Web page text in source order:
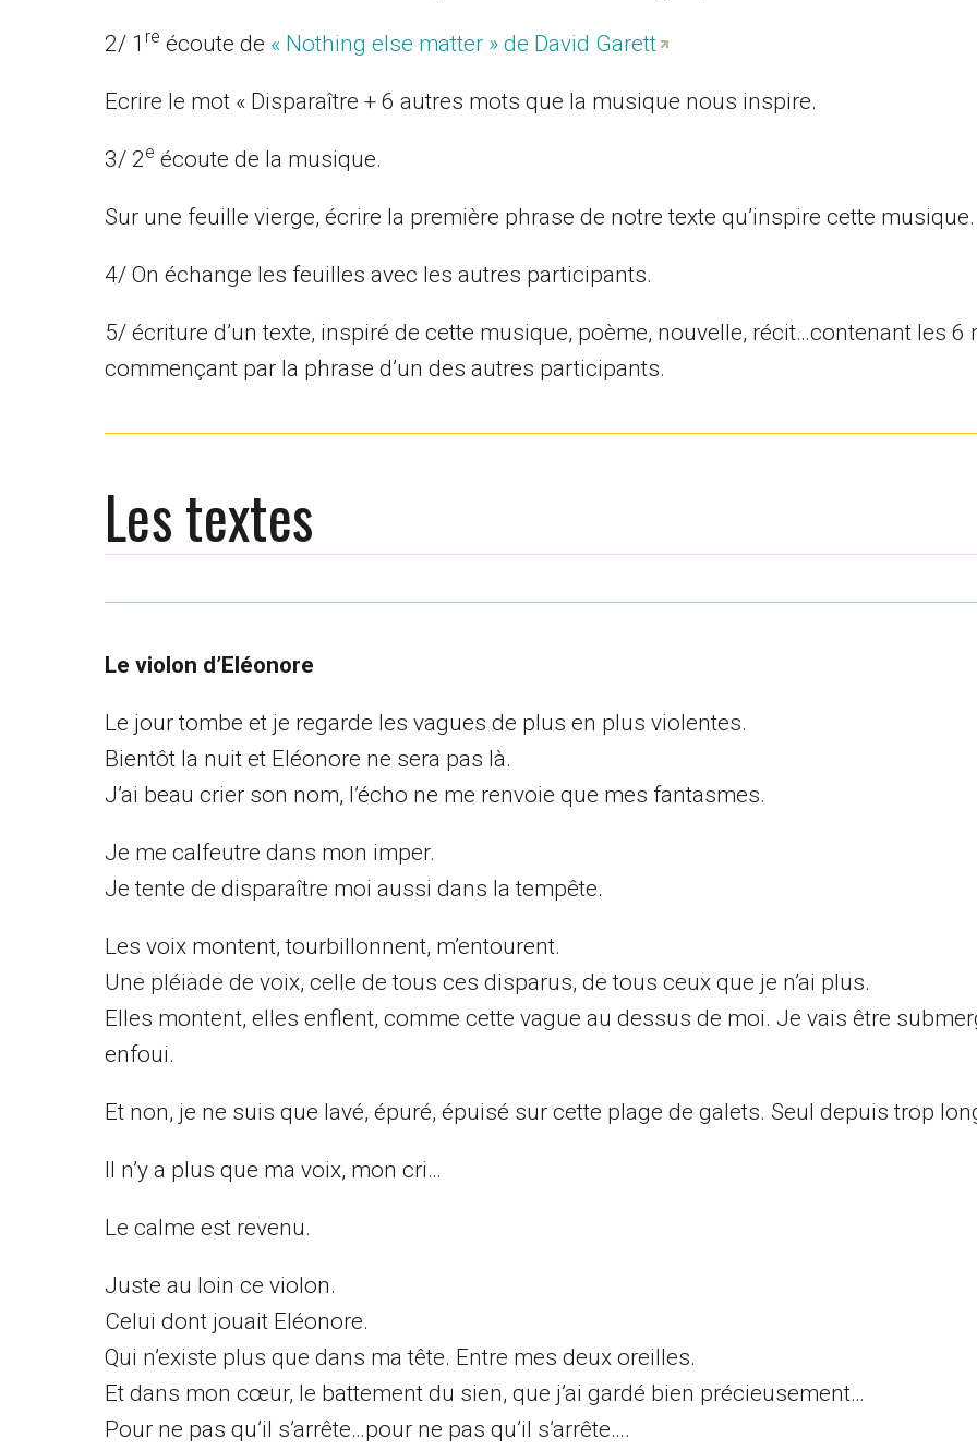
2/ 1 re écoute de « Nothing else matter » de David Garett
Ecrire le mot « Disparaître + 6 autres mots que la musique nous inspire.
3/ 2e écoute de la musique.
Sur une feuille vierge, écrire la première phrase de notre texte qu’inspire cette musique.
4/ On échange les feuilles avec les autres participants.
5/ écriture d’un texte, inspiré de cette musique, poème, nouvelle, récit…contenant les 6
commençant par la phrase d’un des autres participants.
Les textes
Le violon d’Eléonore
Le jour tombe et je regarde les vagues de plus en plus violentes.
Bientôt la nuit et Eléonore ne sera pas là.
J’ai beau crier son nom, l’écho ne me renvoie que mes fantasmes.
Je me calfeutre dans mon imper.
Je tente de disparaître moi aussi dans la tempête.
Les voix montent, tourbillonnent, m’entourent.
Une pléiade de voix, celle de tous ces disparus, de tous ceux que je n’ai plus.
Elles montent, elles enflent, comme cette vague au dessus de moi. Je vais être
enfoui.
Et non, je ne suis que lavé, épuré, épuisé sur cette plage de galets. Seul depuis trop
Il n’y a plus que ma voix, mon cri…
Le calme est revenu.
Juste au loin ce violon.
Celui dont jouait Eléonore.
Qui n’existe plus que dans ma tête. Entre mes deux oreilles.
Et dans mon cœur, le battement du sien, que j’ai gardé bien précieusement…
Pour ne pas qu’il s’arrête…pour ne pas qu’il s’arrête….